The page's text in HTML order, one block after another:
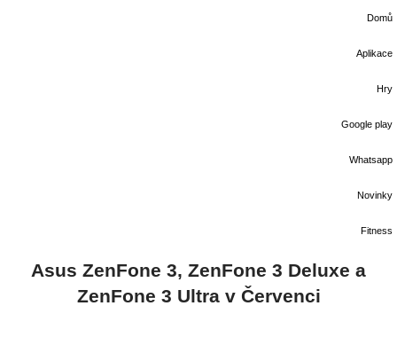
Domů
Aplikace
Hry
Google play
Whatsapp
Novinky
Fitness
Asus ZenFone 3, ZenFone 3 Deluxe a
ZenFone 3 Ultra v Červenci